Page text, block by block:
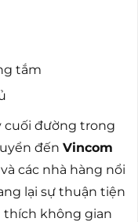
tắm
cuối đường trong
đến Vincom
các nhà hàng nổi
lại sự thuận tiện
thích không gian